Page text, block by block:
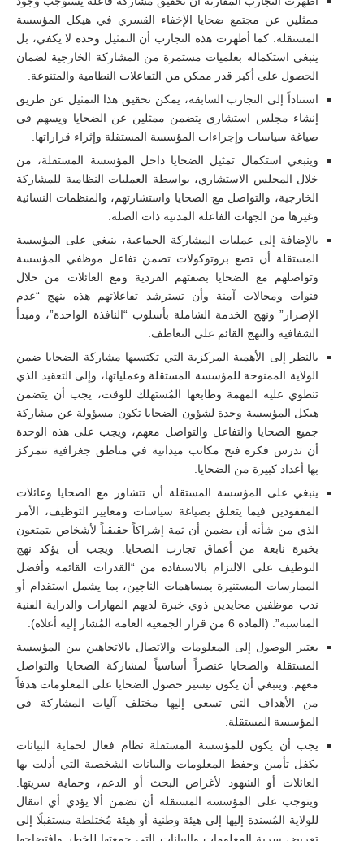
ممثلين عن مجتمع ضحايا الإخفاء القسري في هيكل المؤسسة
المستقلة. كما أظهرت هذه التجارب أن التمثيل وحده لا يكفي، بل
ينبغي استكماله بعلميات مستمرة من المشاركة الخارجية لضمان
الحصول على أكبر قدر ممكن من التفاعلات النظامية والمتنوعة.
استناداً إلى التجارب السابقة، يمكن تحقيق هذا التمثيل عن طريق
إنشاء مجلس استشاري يتضمن ممثلين عن الضحايا ويسهم في
صياغة سياسات وإجراءات المؤسسة المستقلة وإثراء قراراتها.
وينبغي استكمال تمثيل الضحايا داخل المؤسسة المستقلة، من
خلال المجلس الاستشاري، بواسطة العمليات النظامية للمشاركة
الخارجية، والتواصل مع الضحايا واستشارتهم، والمنظمات النسائية
وغيرها من الجهات الفاعلة المدنية ذات الصلة.
بالإضافة إلى عمليات المشاركة الجماعية، ينبغي على المؤسسة
المستقلة أن تضع بروتوكولات تضمن تفاعل موظفي المؤسسة
وتواصلهم مع الضحايا بصفتهم الفردية ومع العائلات من خلال
قنوات ومجالات آمنة وأن تسترشد تفاعلاتهم هذه بنهج “عدم
الإضرار” ونهج الخدمة الشاملة بأسلوب “النافذة الواحدة”، ومبدأ
الشفافية والنهج القائم على التعاطف.
بالنظر إلى الأهمية المركزية التي تكتسبها مشاركة الضحايا ضمن
الولاية الممنوحة للمؤسسة المستقلة وعملياتها، وإلى التعقيد الذي
تنطوي عليه المهمة وطابعها المُستهلك للوقت، يجب أن يتضمن
هيكل المؤسسة وحدة لشؤون الضحايا تكون مسؤولة عن مشاركة
جميع الضحايا والتفاعل والتواصل معهم، ويجب على هذه الوحدة
أن تدرس فكرة فتح مكاتب ميدانية في مناطق جغرافية تتمركز
بها أعداد كبيرة من الضحايا.
ينبغي على المؤسسة المستقلة أن تتشاور مع الضحايا وعائلات
المفقودين فيما يتعلق بصياغة سياسات ومعايير التوظيف، الأمر
الذي من شأنه أن يضمن أن ثمة إشراكاً حقيقياً لأشخاص يتمتعون
بخبرة نابعة من أعماق تجارب الضحايا. ويجب أن يؤكد نهج
التوظيف على الالتزام بالاستفادة من “القدرات القائمة وأفضل
الممارسات المستنيرة بمساهمات الناجين، بما يشمل استقدام أو
ندب موظفين محايدين ذوي خبرة لديهم المهارات والدراية الفنية
المناسبة”. (المادة 6 من قرار الجمعية العامة المُشار إليه أعلاه).
يعتبر الوصول إلى المعلومات والاتصال بالاتجاهين بين المؤسسة
المستقلة والضحايا عنصراً أساسياً لمشاركة الضحايا والتواصل
معهم. وينبغي أن يكون تيسير حصول الضحايا على المعلومات هدفاً
من الأهداف التي تسعى إليها مختلف آليات المشاركة في
المؤسسة المستقلة.
يجب أن يكون للمؤسسة المستقلة نظام فعال لحماية البيانات
يكفل تأمين وحفظ المعلومات والبيانات الشخصية التي أدلت بها
العائلات أو الشهود لأغراض البحث أو الدعم، وحماية سريتها.
ويتوجب على المؤسسة المستقلة أن تضمن ألا يؤدي أي انتقال
للولاية المُسندة إليها إلى هيئة وطنية أو هيئة مُختلطة مستقبلًا إلى